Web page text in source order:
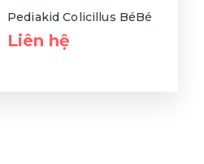
Pediakid Colicillus BéBé
Liên hệ